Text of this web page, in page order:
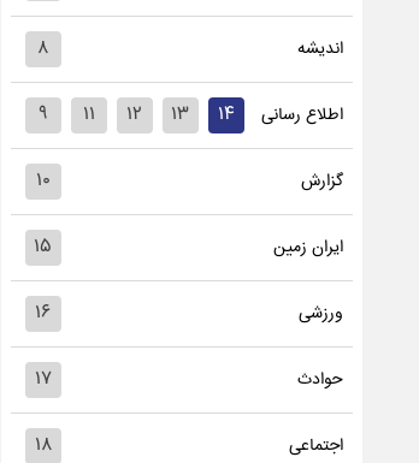
اندیشه ۸
اطلاع رسانی ۹ ۱۱ ۱۲ ۱۳ ۱۴
گزارش ۱۰
ایران زمین ۱۵
ورزشی ۱۶
حوادث ۱۷
اجتماعی ۱۸